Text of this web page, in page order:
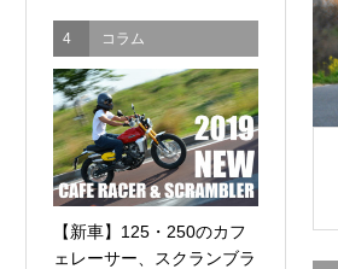
4 コラム
【新車】125・250のカフ
ェレーサー、スクランブラ